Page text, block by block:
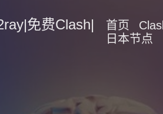
免费Clash|
首页
日本节点